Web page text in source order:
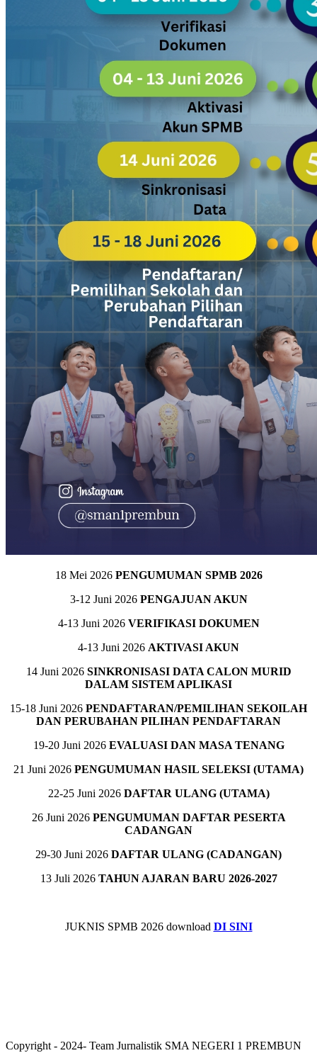
18 Mei 2026 PENGUMUMAN SPMB 2026
3-12 Juni 2026 PENGAJUAN AKUN
4-13 Juni 2026VERIFIKASI DOKUMEN
4-13 Juni 2026 AKTIVASI AKUN
14 Juni 2026 SINKRONISASI DATA CALON MURID
DALAM SISTEM APLIKASI
15-18 Juni 2026 PENDAFTARAN/PEMILIHAN SEKOILAH
DAN PERUBAHAN PILIHAN PENDAFTARAN
19-20 Juni 2026 EVALUASI DAN MASA TENANG
21 Juni 2026 PENGUMUMAN HASIL SELEKSI (UTAMA)
22-25 Juni 2026 DAFTAR ULANG (UTAMA)
26 Juni 2026 PENGUMUMAN DAFTAR PESERTA
CADANGAN
29-30 Juni 2026 DAFTAR ULANG (CADANGAN)
13 Juli 2026 TAHUN AJARAN BARU 2026-2027
JUKNIS SPMB 2026 downloadDI SINI
Copyright - 2024- Team Jurnalistik SMA NEGERI 1 PREMBUN